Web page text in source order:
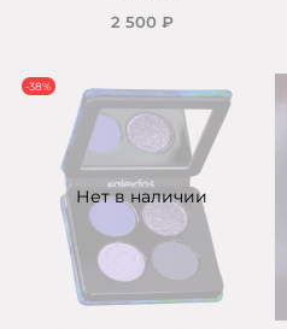
2 500 ₽
Нет в наличии
-38%